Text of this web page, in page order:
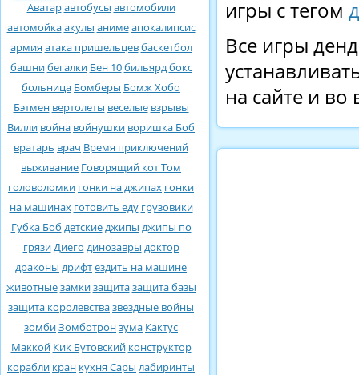
Аватаравтобусы автомобили
автомойкаакулы анимеапокалипсис
армия атака пришельцевбаскетбол
башнибегалки Бен 10бильярдбокс
больница Бомберы Бомж Хобо
Бэтмен вертолеты веселые взрывы
Вилли война войнушки воришка Боб
вратарь врач Время приключений
выживание Говорящий кот Том
головоломки гонки на джипах гонки
на машинах готовить еду грузовики
Губка Боб детскиеджипы джипы по
грязиДиего динозавры доктор
драконы дрифтездить на машине
животныезамкизащитазащита базы
защита королевствазвездные войны
зомбиЗомботронзума Кактус
Маккой Кик Бутовский конструктор
корабли кран кухня Сары лабиринты
игры с тегом
Все игры
на сайте и